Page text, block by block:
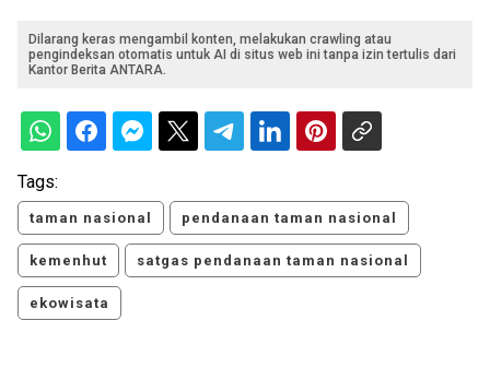
Dilarang keras mengambil konten, melakukan crawling atau
pengindeksan otomatis untuk AI di situs web ini tanpa izin tertulis dari
Kantor Berita ANTARA.
Tags:
taman nasional pendanaan taman nasional
kemenhut satgas pendanaan taman nasional
ekowisata